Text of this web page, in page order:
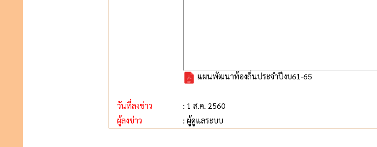
แผนพัฒนาท้องถิ่นประจำปีงบ61-65
วันที่ลงข่าว
: 1 ส.ค. 2560
ผู้ลงข่าว
: ผู้ดูแลระบบ